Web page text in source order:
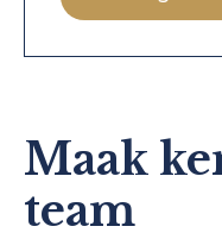
Maak
team